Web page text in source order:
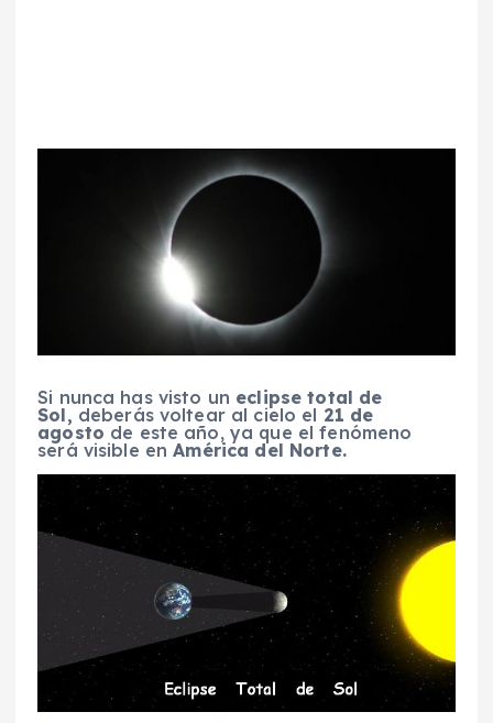
Si nunca has visto un eclipse total de
Sol, deberás voltear al cielo el 21 de
agosto de este año, ya que el fenómeno
será visible enAmérica del Norte.